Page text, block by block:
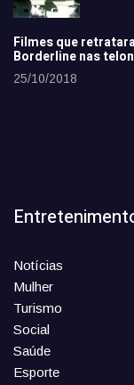
Filmes que
Borderline nas
25/10/2018
Notícias
Mulher
Turismo
Social
Saúde
Esporte